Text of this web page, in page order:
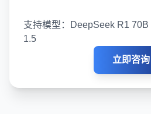
支持模型：DeepSeek R1 70B
1.5
立即咨询